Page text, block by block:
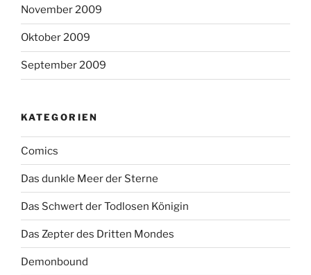
November 2009
Oktober 2009
September 2009
KATEGORIEN
Comics
Das dunkle Meer der Sterne
Das Schwert der Todlosen Königin
Das Zepter des Dritten Mondes
Demonbound